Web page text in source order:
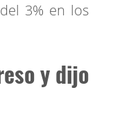
3% en los
y dijo